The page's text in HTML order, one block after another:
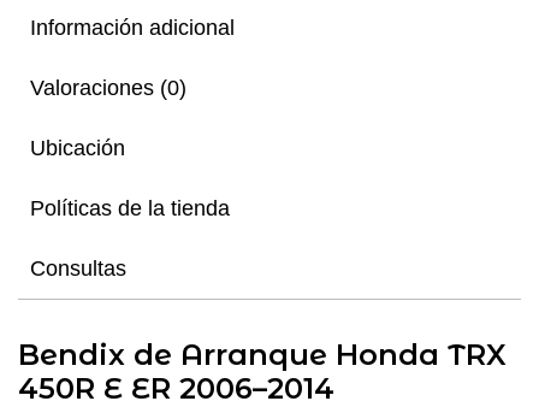
Información adicional
Valoraciones (0)
Ubicación
Políticas de la tienda
Consultas
Bendix de Arranque Honda TRX
450R E ER 2006–2014